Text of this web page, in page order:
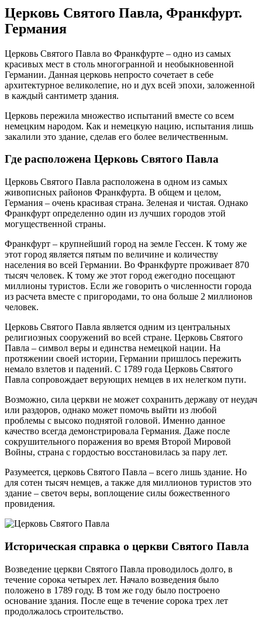
Церковь Святого Павла, Франкфурт.
Германия
Церковь Святого Павла во Франкфурте – одно из самых
красивых мест в столь многогранной и необыкновенной
Германии. Данная церковь непросто сочетает в себе
архитектурное великолепие, но и дух всей эпохи, заложенной
в каждый сантиметр здания.
Церковь пережила множество испытаний вместе со всем
немецким народом. Как и немецкую нацию, испытания лишь
закалили это здание, сделав его более величественным.
Где расположена Церковь Святого Павла
Церковь Святого Павла расположена в одном из самых
живописных районов Франкфурта. В общем и целом,
Германия – очень красивая страна. Зеленая и чистая. Однако
Франкфурт определенно один из лучших городов этой
могущественной страны.
Франкфурт – крупнейший город на земле Гессен. К тому же
этот город является пятым по величине и количеству
населения во всей Германии. Во Франкфурте проживает 870
тысяч человек. К тому же этот город ежегодно посещают
миллионы туристов. Если же говорить о численности города
из расчета вместе с пригородами, то она больше 2 миллионов
человек.
Церковь Святого Павла является одним из центральных
религиозных сооружений во всей стране. Церковь Святого
Павла – символ веры и единства немецкой нации. На
протяжении своей истории, Германии пришлось пережить
немало взлетов и падений. С 1789 года Церковь Святого
Павла сопровождает верующих немцев в их нелегком пути.
Возможно, сила церкви не может сохранить державу от неудач
или раздоров, однако может помочь выйти из любой
проблемы с высоко поднятой головой. Именно данное
качество всегда демонстрировала Германия. Даже после
сокрушительного поражения во время Второй Мировой
Войны, страна с гордостью восстановилась за пару лет.
Разумеется, церковь Святого Павла – всего лишь здание. Но
для сотен тысяч немцев, а также для миллионов туристов это
здание – светоч веры, воплощение силы божественного
провидения.
Историческая справка о церкви Святого Павла
Возведение церкви Святого Павла проводилось долго, в
течение сорока четырех лет. Начало возведения было
положено в 1789 году. В том же году было построено
основание здания. После еще в течение сорока трех лет
продолжалось строительство.